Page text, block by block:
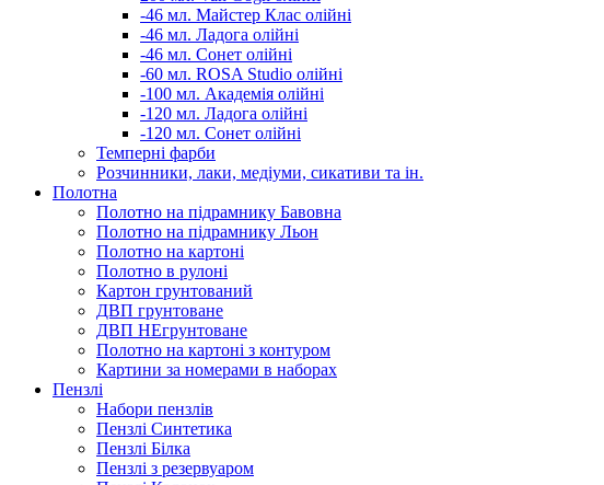
-46 мл. Майстер Клас олійні
-46 мл. Ладога олійні
-46 мл. Сонет олійні
-60 мл. ROSA Studio олійні
-100 мл. Академія олійні
-120 мл. Ладога олійні
-120 мл. Сонет олійні
Темперні фарби
Розчинники, лаки, медіуми, сикативи та ін.
Полотна
Полотно на підрамнику Бавовна
Полотно на підрамнику Льон
Полотно на картоні
Полотно в рулоні
Картон грунтований
ДВП грунтоване
ДВП НЕгрунтоване
Полотно на картоні з контуром
Картини за номерами в наборах
Пензлі
Набори пензлів
Пензлі Синтетика
Пензлі Білка
Пензлі з резервуаром